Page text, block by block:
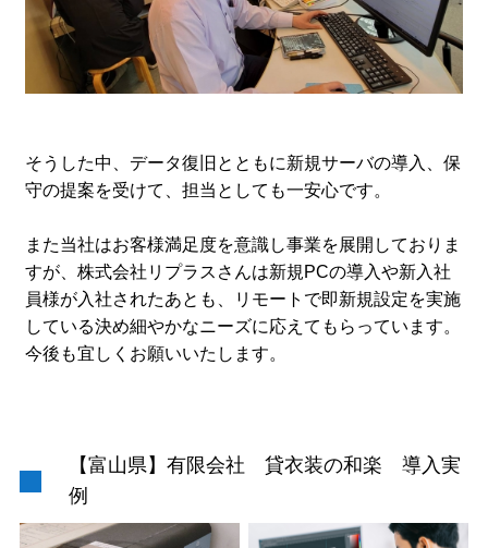
そうした中、データ復旧とともに新規サーバの導入、保
守の提案を受けて、担当としても一安心です。
また当社はお客様満足度を意識し事業を展開しておりま
すが、株式会社リプラスさんは新規PCの導入や新入社
員様が入社されたあとも、リモートで即新規設定を実施
している決め細やかなニーズに応えてもらっています。
今後も宜しくお願いいたします。
【富山県】有限会社 貸衣装の和楽 導入実
例